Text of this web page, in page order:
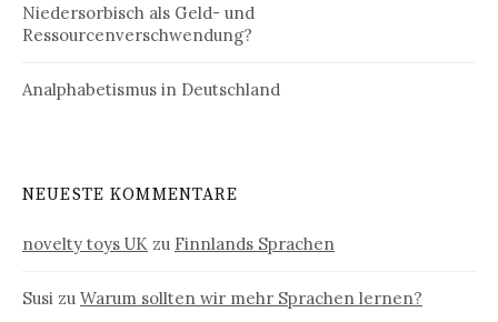
Niedersorbisch als Geld- und
Ressourcenverschwendung?
Analphabetismus in Deutschland
NEUESTE KOMMENTARE
novelty toys UK zu Finnlands Sprachen
Susi zu Warum sollten wir mehr Sprachen lernen?